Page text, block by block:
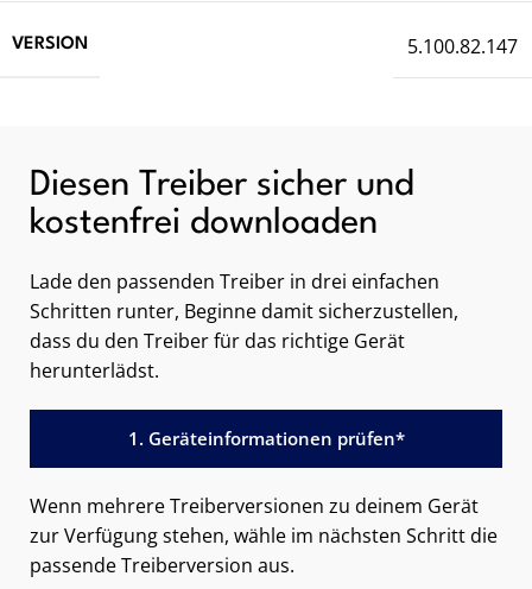
VERSION 5.100.82.147
Diesen Treiber sicher und
kostenfrei downloaden
Lade den passenden Treiber in drei einfachen
Schritten runter, Beginne damit sicherzustellen,
dass du den Treiber für das richtige Gerät
herunterlädst.
1. Geräteinformationen prüfen*
Wenn mehrere Treiberversionen zu deinem Gerät
zur Verfügung stehen, wähle im nächsten Schritt die
passende Treiberversion aus.